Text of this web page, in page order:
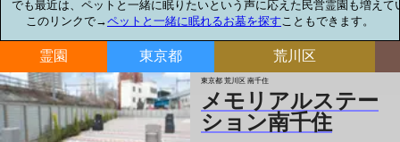
でも最近は、ペットと一緒に眠りたいという声に応えた民営霊園も増えて
このリンクで→ペットと一緒に眠れるお墓を探す こともできます。
霊園 東京都 荒川区
東京都 荒川区 南千住
メモリアルステー
ション南千住